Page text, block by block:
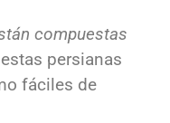
compuestas
persianas
fáciles de